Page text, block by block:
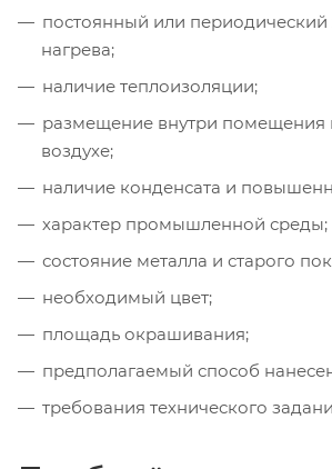
постоянный или периодический
нагрева;
наличие теплоизоляции;
размещение внутри помещения
воздухе;
наличие конденсата и
характер промышленной среды;
состояние металла и старого
необходимый цвет;
площадь окрашивания;
предполагаемый способ
требования технического